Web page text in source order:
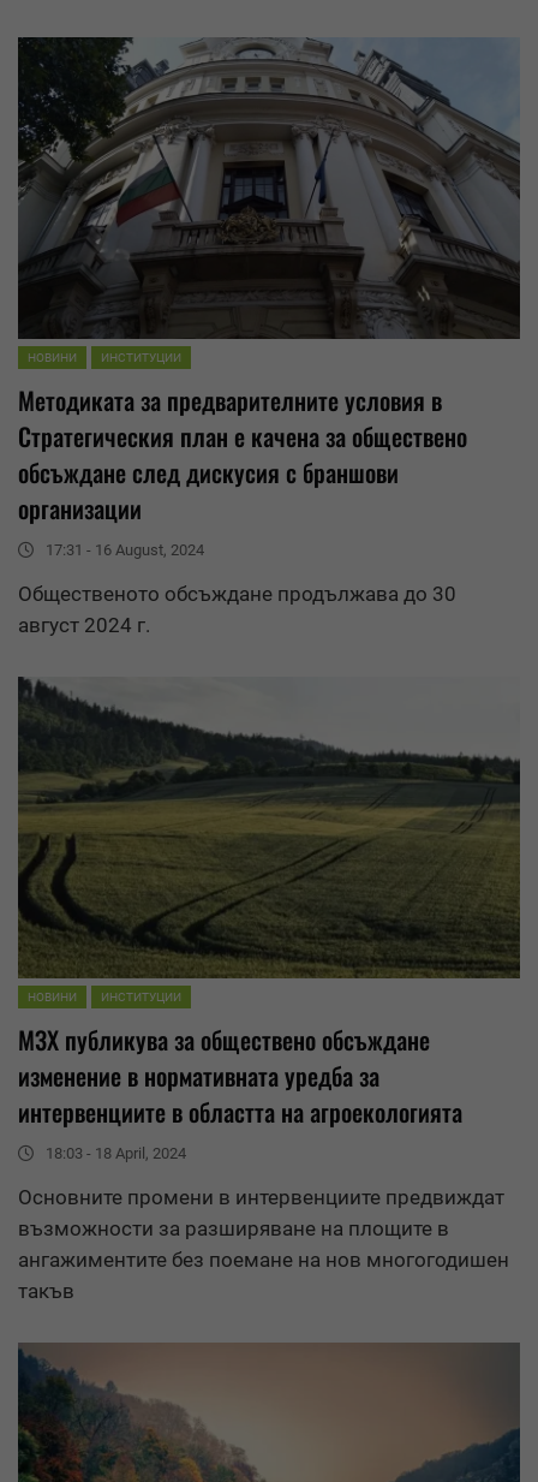
НОВИНИ ИНСТИТУЦИИ
Методиката за предварителните условия в
Стратегическия план е качена за обществено
обсъждане след дискусия с браншови
организации
17:31 - 16 August, 2024
Общественото обсъждане продължава до 30
август 2024 г.
НОВИНИ ИНСТИТУЦИИ
МЗХ публикува за обществено обсъждане
изменение в нормативната уредба за
интервенциите в областта на агроекологията
18:03 - 18 April, 2024
Основните промени в интервенциите предвиждат
възможности за разширяване на площите в
ангажиментите без поемане на нов многогодишен
такъв